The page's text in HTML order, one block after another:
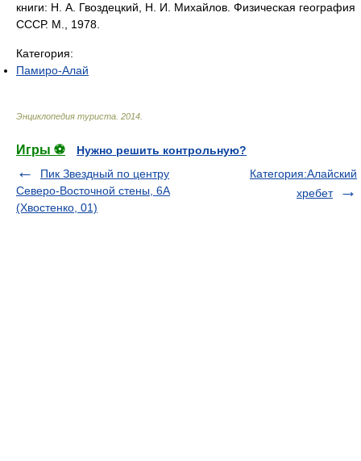
книги: Н. А. Гвоздецкий, Н. И. Михайлов. Физическая география
СССР. М., 1978.
Категория:
Памиро-Алай
Энциклопедия туриста 2014
Игры ⚽
Нужно решить контрольную?
Пик Звездный по центру
Северо-Восточной стены, 6А
(Хвостенко, 01)
Категория:Алайский
хребет